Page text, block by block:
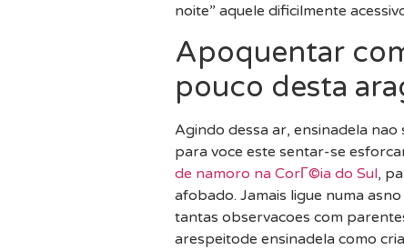
noite” aquele dificilmente
Apoquentar
pouco desta
Agindo dessa ar, ensinadela
para voce este sentar-se
de namoro na CorГ©ia do Sul,
afobado. Jamais ligue numa
tantas observacoes com
arespeitode ensinadela como